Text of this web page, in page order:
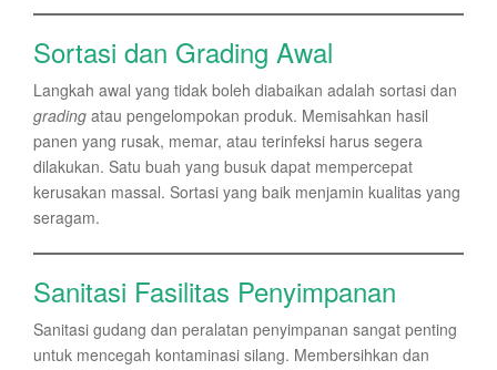
Sortasi dan Grading Awal
Langkah awal yang tidak boleh diabaikan adalah sortasi dan
grading atau pengelompokan produk. Memisahkan hasil
panen yang rusak, memar, atau terinfeksi harus segera
dilakukan. Satu buah yang busuk dapat mempercepat
kerusakan massal. Sortasi yang baik menjamin kualitas yang
seragam.
Sanitasi Fasilitas Penyimpanan
Sanitasi gudang dan peralatan penyimpanan sangat penting
untuk mencegah kontaminasi silang. Membersihkan dan